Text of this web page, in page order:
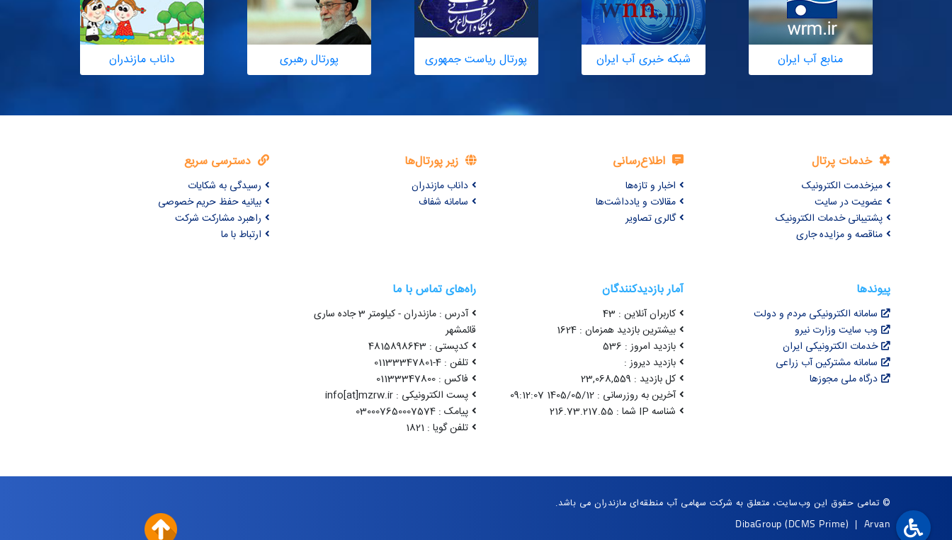
منابع آب ایران شبکه خبری آب ایران پورتال ریاست جمهوری پورتال رهبری داناب مازندران
خدمات پرتال
میزخدمت الکترونیک
عضویت در سایت
پشتیبانی خدمات الکترونیک
مناقصه و مزایده جاری
اطلاع‌رسانی
اخبار و تازه‌ها
مقالات و یادداشت‌ها
گالری تصاویر
زیر پورتال‌ها
داناب مازندران
سامانه شفاف
دسترسی سریع
رسیدگی به شکایات
بیانیه حفظ حریم خصوصی
راهبرد مشارکت شرکت
ارتباط با ما
پیوندها
سامانه الکترونیکی مردم و دولت
وب سایت وزارت نیرو
خدمات الکترونیکی ایران
سامانه مشترکین آب زراعی
درگاه ملی مجوزها
آمار بازدیدکنندگان
کاربران آنلاین : 43
بیشترین بازدید همزمان : 1624
بازدید امروز : 536
بازدید دیروز :
کل بازدید : 23,068,559
آخرین به روزرسانی : 1405/05/12 09:12:07
شناسه IP شما : 216.73.217.55
راه‌های تماس با ما
آدرس : مازندران - کیلومتر 3 جاده ساری
قائمشهر
کدپستی : 4815898643
تلفن : 4-01133347801
فاکس : 01133347800
پست الکترونیکی : info[at]mzrw.ir
پیامک : 030007650007574
تلفن گویا : 1821
© تمامی حقوق این وب‌سایت، متعلق به شرکت سهامی آب منطقه‌ای مازندران می باشد.
DibaGroup (DCMS Prime) | Arvan